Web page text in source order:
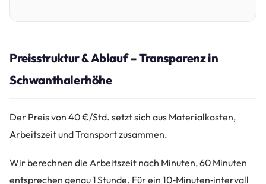
Preisstruktur & Ablauf – Transparenz in
Schwanthalerhöhe
Der Preis von 40 €/Std. setzt sich aus Materialkosten,
Arbeitszeit und Transport zusammen.
Wir berechnen die Arbeitszeit nach Minuten, 60 Minuten
entsprechen genau 1 Stunde. Für ein 10‑Minuten‑intervall